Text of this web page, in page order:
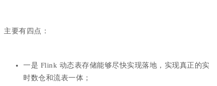
主要有四点：
一是 Flink 动态表存储能够尽快实现落地，实现真正的实
时数仓和流表一体；